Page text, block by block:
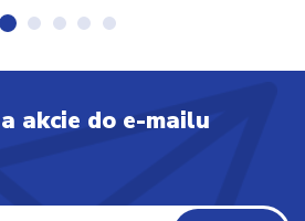
akcie do e-mailu